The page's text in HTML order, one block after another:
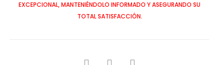
EXCEPCIONAL, MANTENIÉNDOLO INFORMADO Y ASEGURANDO SU
TOTAL SATISFACCIÓN.
SHARE